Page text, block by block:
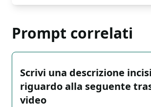
Prompt correlati
Scrivi una descrizione
riguardo alla seguente
video